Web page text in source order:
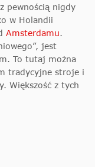
pewnością nigdy
w Holandii
Amsterdamu.
jest
To tutaj można
tradycyjne stroje i
Większość z tych